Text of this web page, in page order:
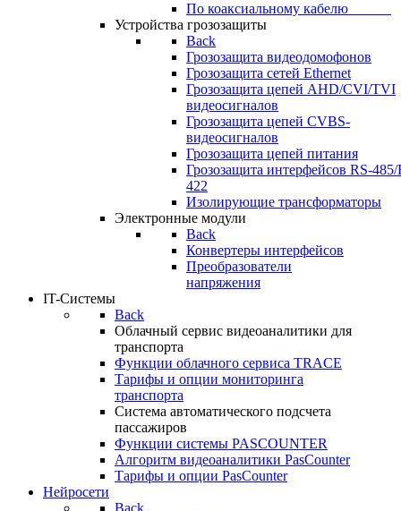
По коаксиальному кабелю⠀⠀⠀⠀
Устройства грозозащиты
Back
Грозозащита видеодомофонов
Грозозащита сетей Ethernet
Грозозащита цепей AHD/CVI/TVI
видеосигналов
Грозозащита цепей CVBS-
видеосигналов
Грозозащита цепей питания
Грозозащита интерфейсов RS-485/
422
Изолирующие трансформаторы
Электронные модули
Back
Конвертеры интерфейсов
Преобразователи
напряжения
IT-Системы
Back
Облачный сервис видеоаналитики для
транспорта
Функции облачного сервиса TRACE
Тарифы и опции мониторинга
транспорта
Система автоматического подсчета
пассажиров
Функции системы PASCOUNTER
Алгоритм видеоаналитики PasCounter
Тарифы и опции PasCounter
Нейросети
Back